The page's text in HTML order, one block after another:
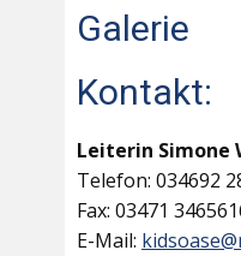
Galerie
Kontakt:
Leiterin Simone
Telefon: 034692
Fax: 03471
E-Mail: